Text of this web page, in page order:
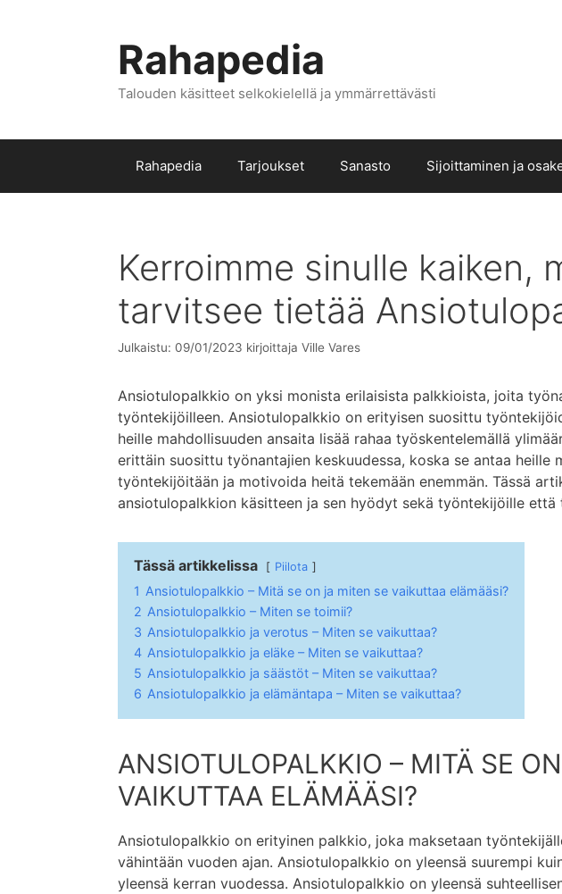
Rahapedia
Talouden käsitteet selkokielellä ja ymmärrettävästi
Rahapedia Tarjoukset Sanasto Sijoittaminen ja
Kerroimme sinulle kaiken,
tarvitsee tietää
Julkaistu: 09/01/2023 kirjoittaja Ville Vares
Ansiotulopalkkio on yksi monista erilaisista palkkioista, joita
työntekijöilleen. Ansiotulopalkkio on erityisen suosittu
heille mahdollisuuden ansaita lisää rahaa työskentelemällä
erittäin suosittu työnantajien keskuudessa, koska se antaa heille
työntekijöitään ja motivoida heitä tekemään enemmän. Tässä
ansiotulopalkkion käsitteen ja sen hyödyt sekä työntekijöille että
Tässä artikkelissa Piilota
1 Ansiotulopalkkio – Mitä se on ja miten se vaikuttaa elämääsi?
2 Ansiotulopalkkio – Miten se toimii?
3 Ansiotulopalkkio ja verotus – Miten se vaikuttaa?
4 Ansiotulopalkkio ja eläke – Miten se vaikuttaa?
5 Ansiotulopalkkio ja säästöt – Miten se vaikuttaa?
6 Ansiotulopalkkio ja elämäntapa – Miten se vaikuttaa?
ANSIOTULOPALKKIO – MITÄ SE
VAIKUTTAA ELÄMÄÄSI?
Ansiotulopalkkio on erityinen palkkio, joka maksetaan
vähintään vuoden ajan. Ansiotulopalkkio on yleensä suurempi
yleensä kerran vuodessa. Ansiotulopalkkio on yleensä